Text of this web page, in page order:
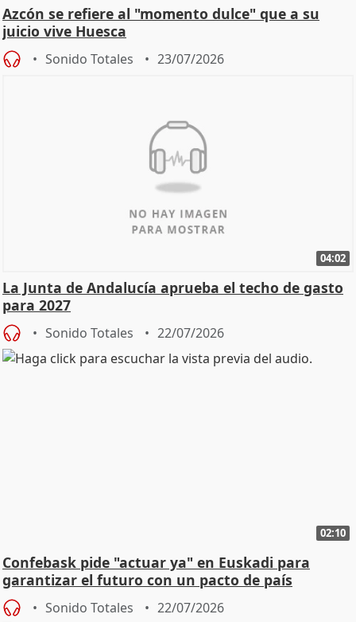
Azcón se refiere al "momento dulce" que a su
juicio vive Huesca
Sonido Totales 23/07/2026
04:02
La Junta de Andalucía aprueba el techo de gasto
para 2027
Sonido Totales 22/07/2026
02:10
Confebask pide "actuar ya" en Euskadi para
garantizar el futuro con un pacto de país
Sonido Totales 22/07/2026